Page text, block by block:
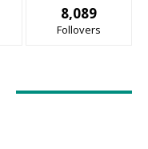
8,089
Follovers